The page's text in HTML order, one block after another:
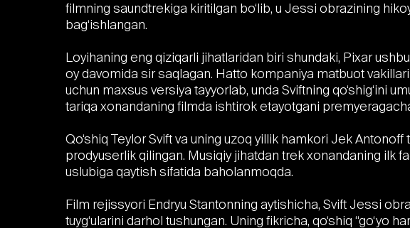
filmning saundtrekiga kiritilgan bo‘lib, u Jessi obrazining
bag‘ishlangan.
Loyihaning eng qiziqarli jihatlaridan biri shundaki, Pixar
oy davomida sir saqlagan. Hatto kompaniya matbuot
uchun maxsus versiya tayyorlab, unda Sviftning qo‘shig‘ini
tariqa xonandaning filmda ishtirok etayotgani
Qo‘shiq Teylor Svift va uning uzoq yillik hamkori Jek
prodyuserlik qilingan. Musiqiy jihatdan trek xonandaning ilk
uslubiga qaytish sifatida baholanmoqda.
Film rejissyori Endryu Stantonning aytishicha, Svift Jessi
tuyg‘ularini darhol tushungan. Uning fikricha, qo‘shiq “go‘yo